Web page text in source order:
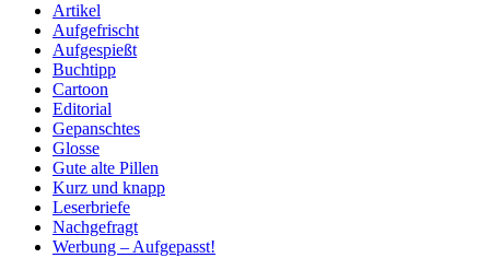
Artikel
Aufgefrischt
Aufgespießt
Buchtipp
Cartoon
Editorial
Gepanschtes
Glosse
Gute alte Pillen
Kurz und knapp
Leserbriefe
Nachgefragt
Werbung – Aufgepasst!